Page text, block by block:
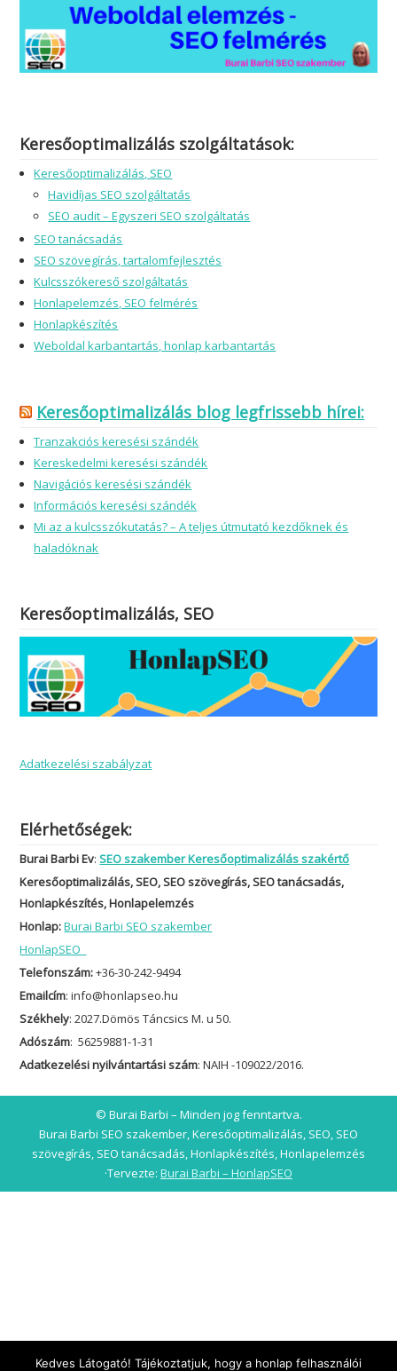
Keresőoptimalizálás szolgáltatások:
Keresőoptimalizálás, SEO
Havidíjas SEO szolgáltatás
SEO audit – Egyszeri SEO szolgáltatás
SEO tanácsadás
SEO szövegírás, tartalomfejlesztés
Kulcsszókereső szolgáltatás
Honlapelemzés, SEO felmérés
Honlapkészítés
Weboldal karbantartás, honlap karbantartás
Keresőoptimalizálás blog legfrissebb hírei:
Tranzakciós keresési szándék
Kereskedelmi keresési szándék
Navigációs keresési szándék
Információs keresési szándék
Mi az a kulcsszókutatás? – A teljes útmutató kezdőknek és
haladóknak
Keresőoptimalizálás, SEO
Adatkezelési szabályzat
Elérhetőségek:
Burai Barbi Ev:SEO szakember Keresőoptimalizálás szakértő
Keresőoptimalizálás, SEO, SEO szövegírás, SEO tanácsadás,
Honlapkészítés, Honlapelemzés
Honlap:Burai Barbi SEO szakember
HonlapSEO
Telefonszám:+36-30-242-9494
Emailcím: info@honlapseo.hu
Székhely: 2027.Dömös Táncsics M. u 50.
Adószám: 56259881-1-31
Adatkezelési nyilvántartási szám: NAIH -109022/2016.
© Burai Barbi – Minden jog fenntartva.
Burai Barbi SEO szakember, Keresőoptimalizálás, SEO, SEO
szövegírás, SEO tanácsadás, Honlapkészítés, Honlapelemzés
·Tervezte: Burai Barbi – HonlapSEO
Kedves Látogató! Tájékoztatjuk, hogy a honlap felhasználói